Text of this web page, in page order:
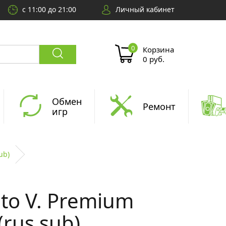
с 11:00 до 21:00 Личный кабинет
Корзина
0 руб.
Обмен
игр
Ремонт
V. Premium